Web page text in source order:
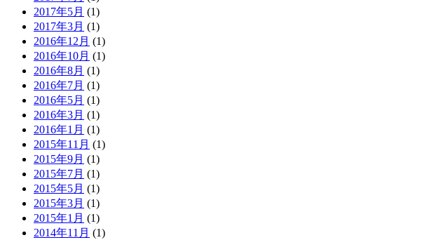
2017年5月 (1)
2017年3月 (1)
2016年12月 (1)
2016年10月 (1)
2016年8月 (1)
2016年7月 (1)
2016年5月 (1)
2016年3月 (1)
2016年1月 (1)
2015年11月 (1)
2015年9月 (1)
2015年7月 (1)
2015年5月 (1)
2015年3月 (1)
2015年1月 (1)
2014年11月 (1)